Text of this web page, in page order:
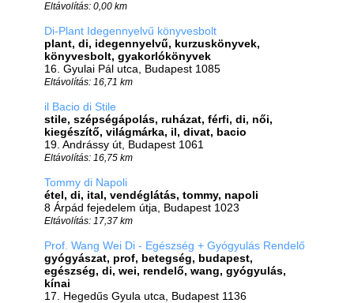
Eltávolítás: 0,00 km
Di-Plant Idegennyelvű könyvesbolt
plant, di, idegennyelvű, kurzuskönyvek,
könyvesbolt, gyakorlókönyvek
16. Gyulai Pál utca, Budapest 1085
Eltávolítás: 16,71 km
il Bacio di Stile
stile, szépségápolás, ruházat, férfi, di, női,
kiegészítő, világmárka, il, divat, bacio
19. Andrássy út, Budapest 1061
Eltávolítás: 16,75 km
Tommy di Napoli
étel, di, ital, vendéglátás, tommy, napoli
8 Árpád fejedelem útja, Budapest 1023
Eltávolítás: 17,37 km
Prof. Wang Wei Di - Egészség + Gyógyulás Rendelő
gyógyászat, prof, betegség, budapest,
egészség, di, wei, rendelő, wang, gyógyulás,
kínai
17. Hegedűs Gyula utca, Budapest 1136